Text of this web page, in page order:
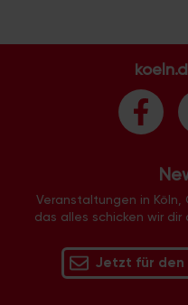
Veranstaltungen in
das alles schicken wir dir
Jetzt für den